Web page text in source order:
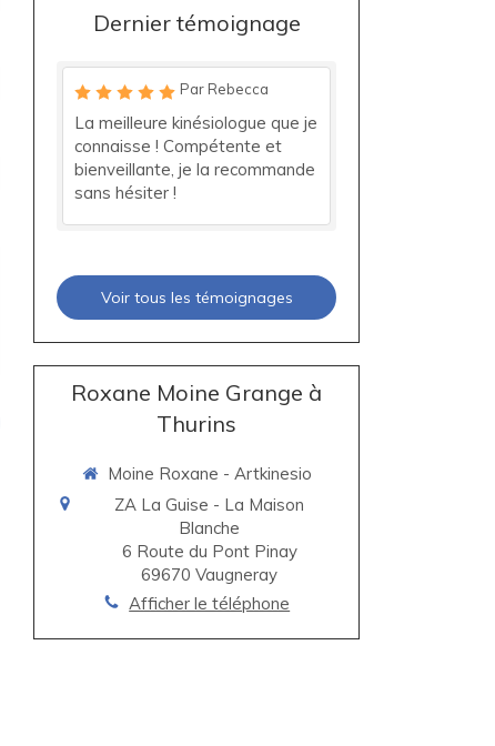
Dernier témoignage
Par Rebecca
La meilleure kinésiologue que je
connaisse ! Compétente et
bienveillante, je la recommande
sans hésiter !
Voir tous les témoignages
Roxane Moine Grange à
Thurins
Moine Roxane - Artkinesio
ZA La Guise - La Maison
Blanche
6 Route du Pont Pinay
69670 Vaugneray
Afficher le téléphone